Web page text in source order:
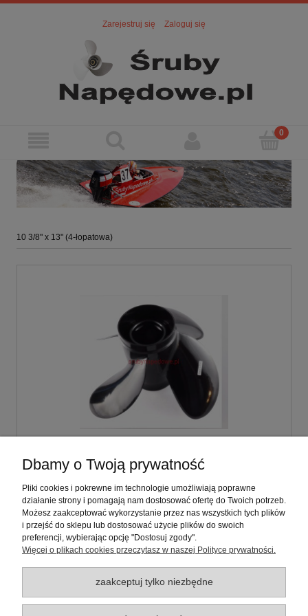
Zarejestruj się Zaloguj się
10 3/8" x 13" (4-łopatowa)
Śruba napędowa 10 3/8 x 13
Yamaha:25,30,40,50,60KM Typ:4 Y40
597,00 zł
zawiera 23% VAT, bez kosztów dostawy
do koszyka
Warunki zakupów
Dbamy o Twoją prywatność
Pliki cookies i pokrewne im technologie umożliwiają poprawne
działanie strony i pomagają nam dostosować ofertę do Twoich potrzeb.
Możesz zaakceptować wykorzystanie przez nas wszystkich tych plików
i przejść do sklepu lub dostosować użycie plików do swoich
preferencji, wybierając opcję "Dostosuj zgody".
Więcej o plikach cookies przeczytasz w naszej Polityce prywatności.
zaakceptuj tylko niezbędne